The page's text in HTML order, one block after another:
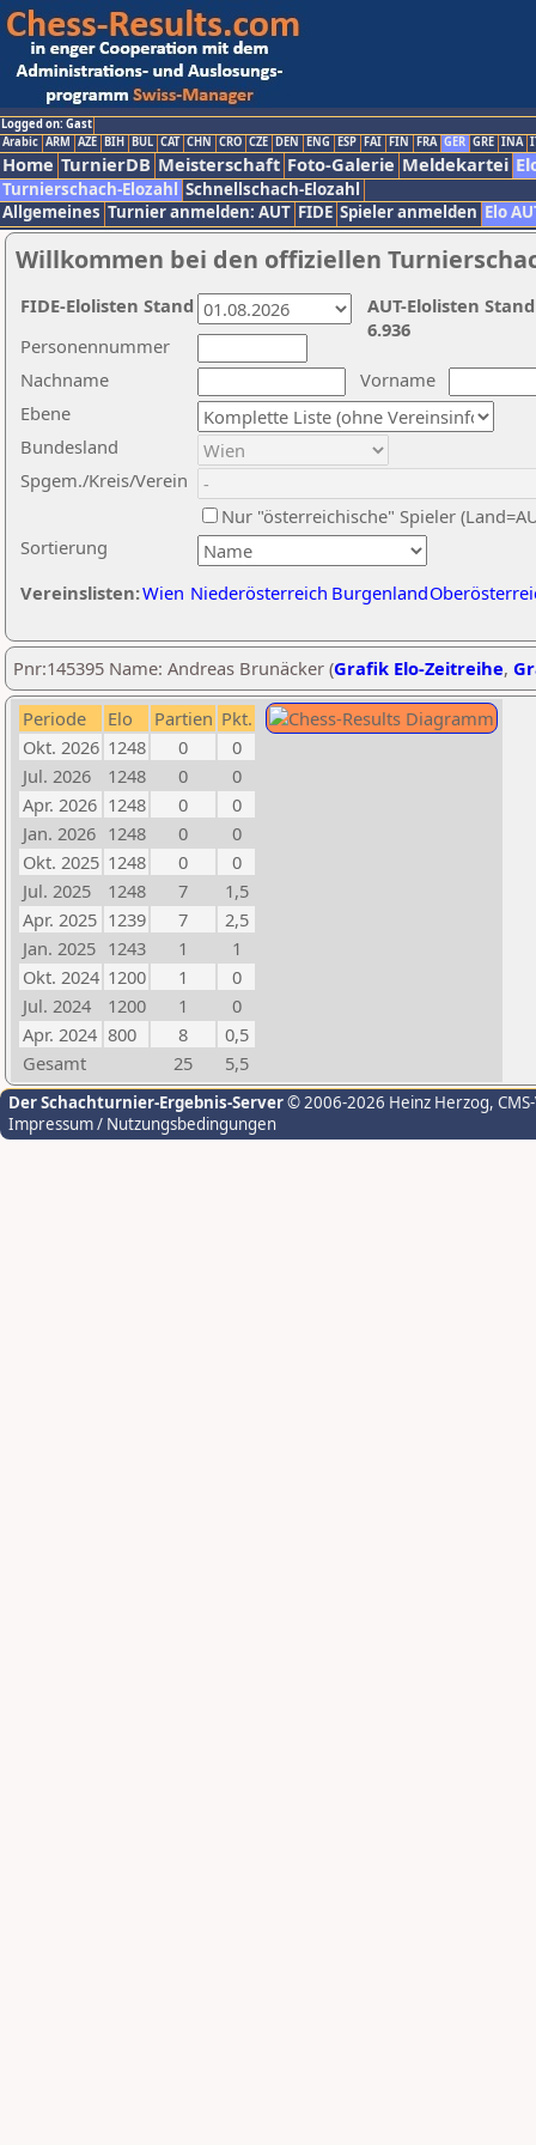
Logged on: Gast
Arabic ARM AZE BIH BUL CAT CHN CRO CZE DEN ENG ESP FAI FIN FRA GER GRE INA
Home TurnierDB Meisterschaft Foto-Galerie Meldekartei
Turnierschach-Elozahl Schnellschach-Elozahl
Allgemeines Turnier anmelden: AUT FIDE Spieler anmelden Elo
Willkommen bei den offiziellen
Nachname
Vorname
Ebene
Sortierung
Personennummer
Bundesland
Spgem./Kreis/Verein
Nur "österreichische" Spieler
Vereinslisten:Wien Niederösterreich Burgenland
AUT-Elolisten
6.936
FIDE-Elolisten Stand
Pnr:145395 Name: Andreas Brunäcker (Grafik Elo-Zeitreihe,
Periode Elo Partien Pkt.
Okt. 2026 1248 0
0
Jul. 2026
1248 0
0
Apr. 2026 1248 0
0
Jan. 2026 1248 0
0
Okt. 2025 1248 0
0
Jul. 2025
1248 7
1,5
Apr. 2025 1239 7
2,5
Jan. 2025 1243 1
1
Okt. 2024 1200 1
0
Jul. 2024
1200 1
0
Apr. 2024 800 8
0,5
Gesamt
25 5,5
Der Schachturnier-Ergebnis-Server© 2006-2026 Heinz Herzog,
Impressum / Nutzungsbedingungen